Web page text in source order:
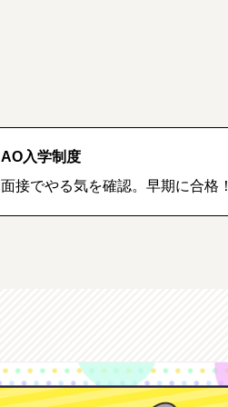
AO入学制度
面接でやる気を確認。早期に合格！